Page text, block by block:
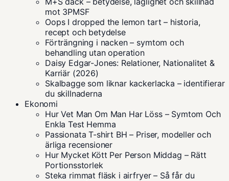
mot 3PMSF
Oops I dropped the lemon tart – historia,
recept och betydelse
Förträngning i nacken – symtom och
behandling utan operation
Daisy Edgar-Jones: Relationer, Nationalitet &
Karriär (2026)
Skalbagge som liknar kackerlacka – identifierar
du skillnaderna
Ekonomi
Hur Vet Man Om Man Har Löss – Symtom Och
Enkla Test Hemma
Passionata T-shirt BH – Priser, modeller och
ärliga recensioner
Hur Mycket Kött Per Person Middag – Rätt
Portionsstorlek
Steka rimmat fläsk i airfryer – Så får du